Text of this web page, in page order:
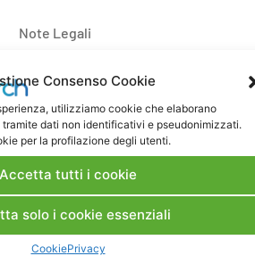
Consenso Cookie
utilizziamo cookie che elaborano
dati non identificativi e pseudonimizzati.
per la profilazione degli utenti.
Accetta tutti i cookie
solo i cookie essenziali
CookiePrivacy
Note Legali
Dove siamo
di gara e contratti